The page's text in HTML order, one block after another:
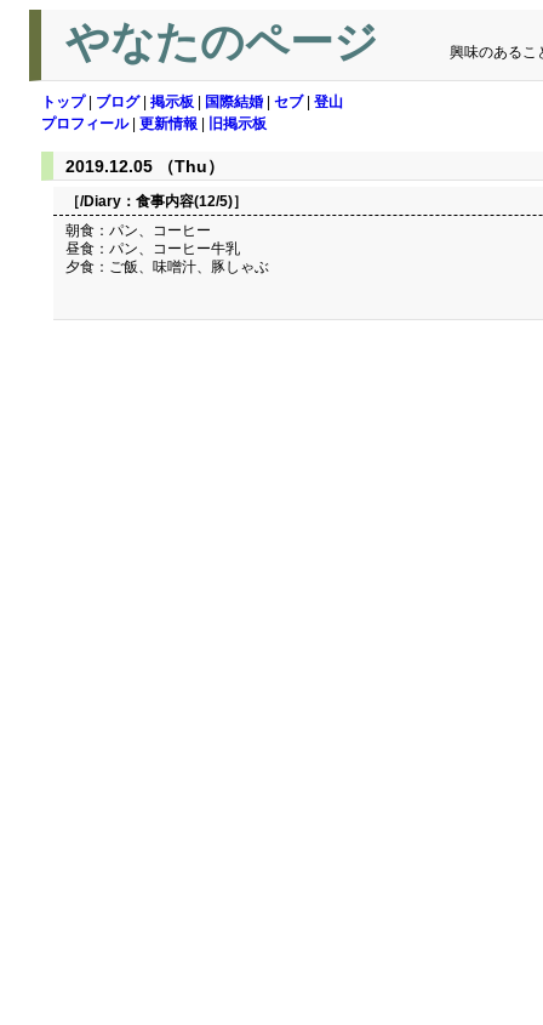
やなたのページ 興味のあるこ
トップ| ブログ| 掲示板 国際結婚 セブ| 登山
プロフィール| 更新情報 旧掲示板
2019.12.05 （Thu）
［/Diary： 食事内容(12/5)］
朝食：パン、コーヒー
昼食：パン、コーヒー牛乳
夕食：ご飯、味噌汁、豚しゃぶ